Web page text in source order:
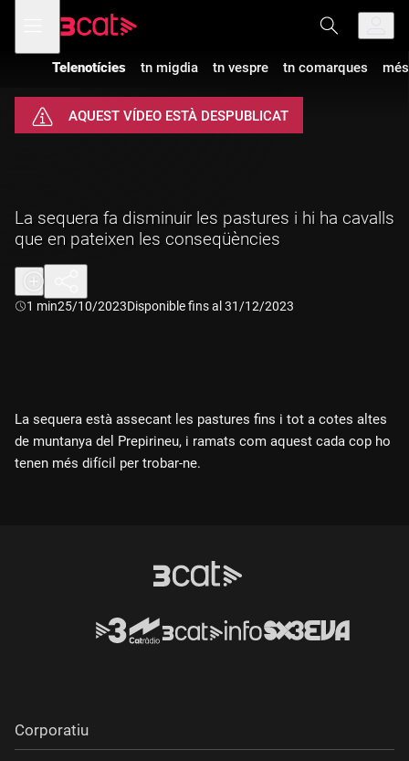
navegació
menú
de
Telenotícies tn migdia tn vespre tn comarques
AQUEST VÍDEO ESTÀ DESPUBLICAT
La sequera fa disminuir les pastures i hi ha cavalls
que en pateixen les conseqüències
Durada:
1 min25/10/2023Disponible fins al 31/12/2023
La sequera està assecant les pastures fins i tot a cotes altes
de muntanya del Prepirineu, i ramats com aquest cada cop ho
tenen més difícil per trobar-ne.
Corporatiu